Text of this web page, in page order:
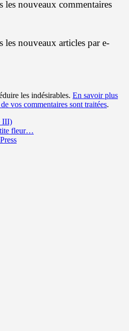
les nouveaux commentaires
les nouveaux articles par e-
les indésirables. En savoir plus
vos commentaires sont traitées.
III)
fleur…